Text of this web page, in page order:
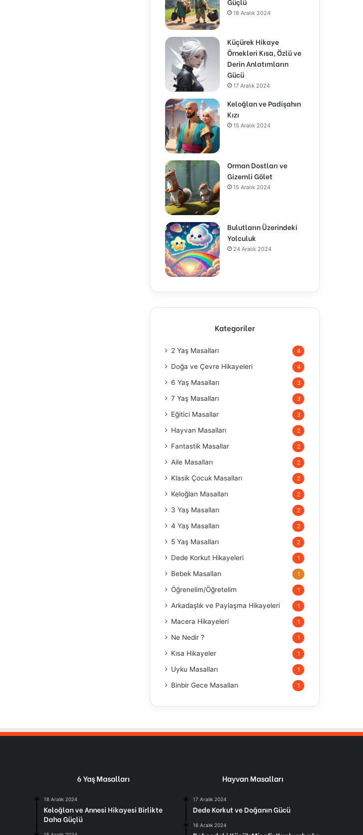
18 Aralık 2024
Küçürek Hikaye
Örnekleri Kısa, Özlü ve
Derin Anlatımların
Gücü
17 Aralık 2024
Keloğlan ve Padişahın
Kızı
15 Aralık 2024
Orman Dostları ve
Gizemli Gölet
15 Aralık 2024
Bulutların Üzerindeki
Yolculuk
24 Aralık 2024
Kategoriler
2 Yaş Masalları 4
Doğa ve Çevre Hikayeleri 4
6 Yaş Masalları 3
7 Yaş Masalları 3
Eğitici Masallar 3
Hayvan Masalları 2
Fantastik Masallar 2
Aile Masalları 2
Klasik Çocuk Masalları 2
Keloğlan Masalları 2
3 Yaş Masalları 2
4 Yaş Masalları 2
5 Yaş Masalları 2
Dede Korkut Hikayeleri 1
Bebek Masalları 1
Öğrenelim/Öğretelim 1
Arkadaşlık ve Paylaşma Hikayeleri 1
Macera Hikayeleri 1
Ne Nedir ? 1
Kısa Hikayeler 1
Uyku Masalları 1
Binbir Gece Masalları 1
6 Yaş Masalları
18 Aralık 2024
Keloğlan ve Annesi Hikayesi Birlikte
Daha Güçlü
Hayvan Masalları
17 Aralık 2024
Dede Korkut ve Doğanın Gücü
16 Aralık 2024